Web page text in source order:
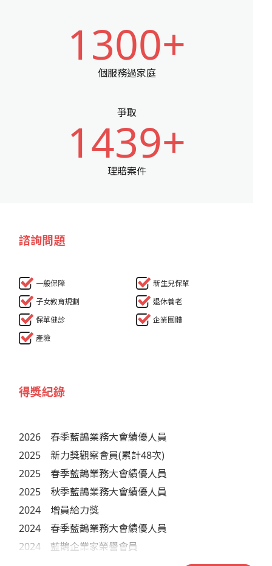
1300+
個服務過家庭
爭取
1439+
理賠案件
諮詢問題
一般保障
新生兒保單
子女教育規劃
退休養老
保單健診
企業團體
產險
得獎紀錄
2026
春季藍鵲業務大會績優人員
2025
新力獎觀察會員(累計48次)
2025
春季藍鵲業務大會績優人員
2025
秋季藍鵲業務大會績優人員
2024
增員給力獎
2024
春季藍鵲業務大會績優人員
2024
藍鵲企業家榮譽會員